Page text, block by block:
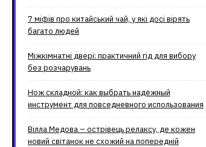
7 міфів про китайський чай, у які досі вірять
багато людей
Міжкімнатні двері: практичний гід для вибору
без розчарувань
Нож складной: как выбрать надёжный
инструмент для повседневного использования
Вілла Медова – острівець релаксу, де кожен
новий світанок не схожий на попередній